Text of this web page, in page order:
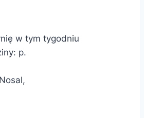
w tym tygodniu
p.